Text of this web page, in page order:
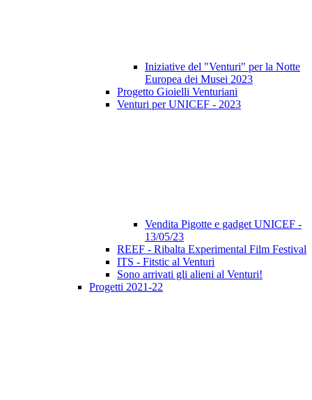
Iniziative del "Venturi" per la Notte
Europea dei Musei 2023
Progetto Gioielli Venturiani
Venturi per UNICEF - 2023
Vendita Pigotte e gadget UNICEF -
13/05/23
REEF - Ribalta Experimental Film Festival
ITS - Fitstic al Venturi
Sono arrivati gli alieni al Venturi!
Progetti 2021-22